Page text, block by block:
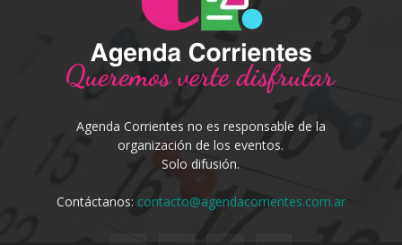
Agenda Corrientes no es responsable de la
organización de los eventos.
Solo difusión.
Contáctanos: contacto@agendacorrientes.com.ar